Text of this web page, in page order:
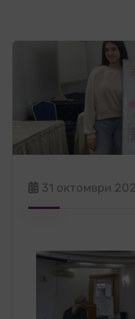
31 октомври